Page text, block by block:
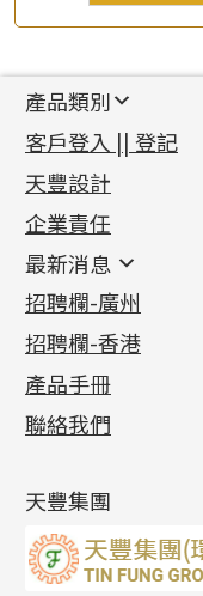
產品類別
新產品
足金系列
足金配件
機織鏈系列
珠仔鏈
镶口链
管狀網鏈
十字車花鏈系列
十字閃O鏈系列
十字錘打鏈系列
側身車花鏈系列
側身鏈系列
雙十字鏈系列
水波鏈系列
蛇骨鏈系列
鏈尾系列
首飾配件
耳環類配件
卷迫系列
螺絲迫系列
梅花迫系列
平臺迫系列
綫拍系列
美拍系列
耳環扣系列
耳綫/耳鈎系列
耳環爪頭
耳環
鏈類配件
動感車花吊墜
調節珠系列
生圈扣系列
龍蝦扣系列
鴨俐制系列
字母吊墜
相盒吊墜
項鏈吊墜
生肖吊墜
其他類配件
珠盤系列
袖口鈕系列
焊片及鐳射綫
空心車花管
珠類配件
無孔光身珠
空心光身珠
無孔批花珠
鑲口類
四爪頭系列
六爪頭系列
車花片
動感車花片
鑲口戒指
鑲口手鏈系列
首飾系列
手镯系列
戒指系列
空心耳環
空心车花管首饰链
空心手鐲系列
貴金屬原料
千足金
記憶金屬系列
記憶戒指
拉簧珠珠手鏈
記憶鈦手鐲
客戶登入 || 登記
天豐設計
企業責任
最新消息
最新消息
各項證書(2)
相片集(9)
展覽會資訊
最新產品資訊
招聘欄-廣州
招聘欄-香港
產品手冊
聯絡我們
天豐集團